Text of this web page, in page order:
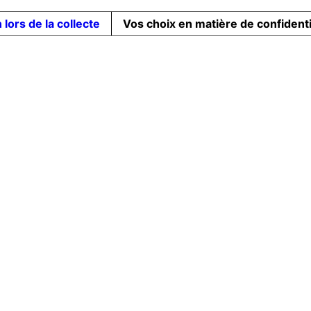
lors de la collecte Vos choix en matière de